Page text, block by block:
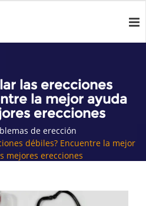
las erecciones
la mejor ayuda
erecciones
de erección
débiles? Encuentre la mejor
mejores erecciones